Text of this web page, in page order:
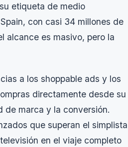
etiqueta de medio
con casi 34 millones de
alcance es masivo, pero la
a los shoppable ads y los
directamente desde su
de marca y la conversión.
que superan el simplista
en el viaje completo